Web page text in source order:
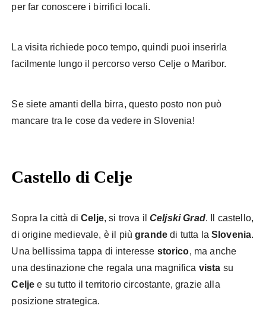
per far conoscere i birrifici locali.
La visita richiede poco tempo, quindi puoi inserirla
facilmente lungo il percorso verso Celje o Maribor.
Se siete amanti della birra, questo posto non può
mancare tra le cose da vedere in Slovenia!
Castello di Celje
Sopra la città diCelje, si trova ilCeljski Grad. Il castello,
di origine medievale, è il piùgrande di tutta la Slovenia.
Una bellissima tappa di interesse storico, ma anche
una destinazione che regala una magnifica vista su
Celje e su tutto il territorio circostante, grazie alla
posizione strategica.